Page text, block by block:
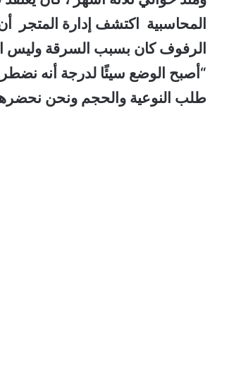
المحاسبية اكتشف إدارة المتجر
الرفوف كان بسبب السرقة وليس
“أصبح الوضع سيئًا لدرجة أنه
طلب النوعية والحجم ونحن